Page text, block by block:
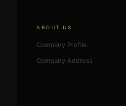
ABOUT US
Company Profile
Company Address